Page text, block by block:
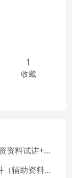
1
收藏
2021年教师资格证统考面试 小学教资资料试讲+答辩
中小学美术面试说课试讲通关班14讲（辅助资料第一套）